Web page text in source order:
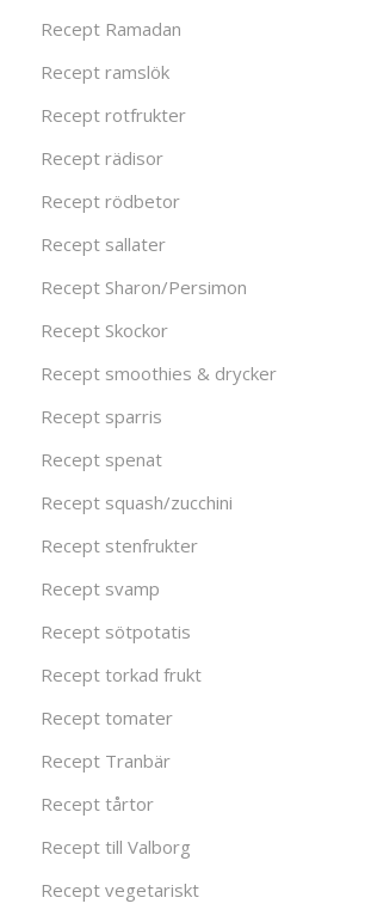
Recept Ramadan
Recept ramslök
Recept rotfrukter
Recept rädisor
Recept rödbetor
Recept sallater
Recept Sharon/Persimon
Recept Skockor
Recept smoothies & drycker
Recept sparris
Recept spenat
Recept squash/zucchini
Recept stenfrukter
Recept svamp
Recept sötpotatis
Recept torkad frukt
Recept tomater
Recept Tranbär
Recept tårtor
Recept till Valborg
Recept vegetariskt